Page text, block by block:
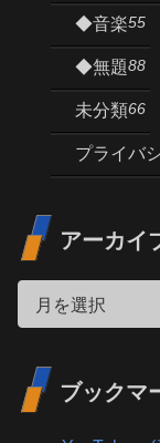
◆音楽55
◆無題88
未分類66
プライバ
アーカイ
ブックマ